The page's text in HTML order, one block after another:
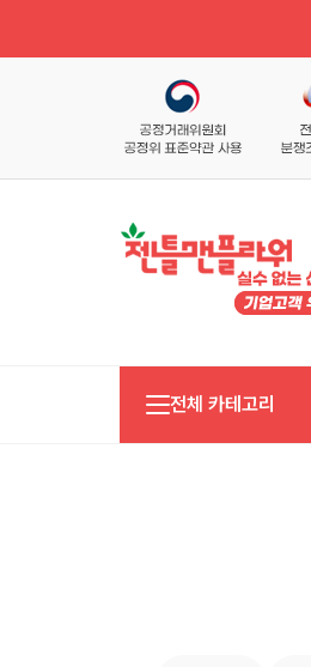
전체 카테고리